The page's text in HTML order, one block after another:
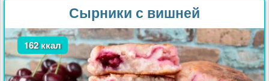
Сырники с вишней
162 ккал